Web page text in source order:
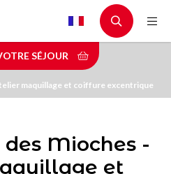
SÉJOUR
maquillage et coiffure excentrique
des Mioches -
et